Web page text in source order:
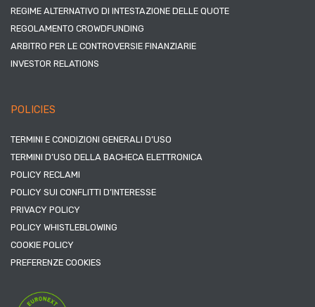
REGIME ALTERNATIVO DI INTESTAZIONE DELLE QUOTE
REGOLAMENTO CROWDFUNDING
ARBITRO PER LE CONTROVERSIE FINANZIARIE
INVESTOR RELATIONS
POLICIES
TERMINI E CONDIZIONI GENERALI D’USO
TERMINI D’USO DELLA BACHECA ELETTRONICA
POLICY RECLAMI
POLICY SUI CONFLITTI D’INTERESSE
PRIVACY POLICY
POLICY WHISTLEBLOWING
COOKIE POLICY
PREFERENZE COOKIES